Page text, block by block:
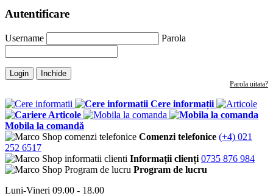
Autentificare
Username Parola
Login Inchide
Parola uitata?
Cere informații
Articole
Mobila la comandă
Comenzi telefonice (+4) 021
252 6517
Informații clienți 0735 876 984
Program de lucru
Luni-Vineri 09.00 - 18.00